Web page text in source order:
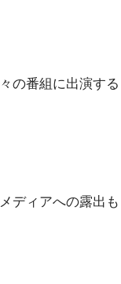
の番組に出演する
ディアへの露出も